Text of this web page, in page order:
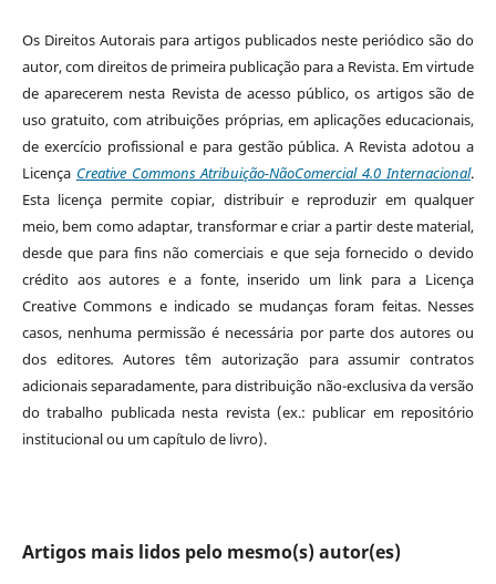
Os Direitos Autorais para artigos publicados neste periódico são do
autor, com direitos de primeira publicação para a Revista. Em virtude
de aparecerem nesta Revista de acesso público, os artigos são de
uso gratuito, com atribuições próprias, em aplicações educacionais,
de exercício profissional e para gestão pública. A Revista adotou a
Licença Creative Commons Atribuição-NãoComercial 4.0 Internacional.
Esta licença permite copiar, distribuir e reproduzir em qualquer
meio, bem como adaptar, transformar e criar a partir deste material,
desde que para fins não comerciais e que seja fornecido o devido
crédito aos autores e a fonte, inserido um link para a Licença
Creative Commons e indicado se mudanças foram feitas. Nesses
casos, nenhuma permissão é necessária por parte dos autores ou
dos editores.Autores têm autorização para assumir contratos
adicionais separadamente, para distribuição não-exclusiva da versão
do trabalho publicada nesta revista (ex.: publicar em repositório
institucional ou um capítulo de livro).
Artigos mais lidos pelo mesmo(s) autor(es)